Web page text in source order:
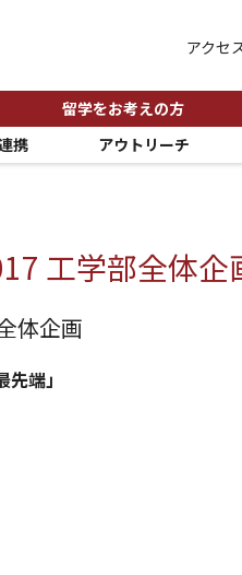
アクセ
留学をお考えの方
携 アウトリーチ
工学部全体企
体企画
端」